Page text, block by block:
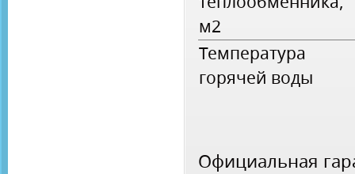
м2
Температура
горячей воды
Официальная